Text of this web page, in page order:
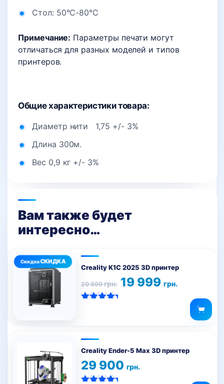
Стол: 50°С-80°С
Примечание: Параметры печати могут
отличаться для разных моделей и типов
принтеров.
Общие характеристики товара:
Диаметр нити 1,75 +/- 3%
Длина 300м.
Вес 0,9 кг +/- 3%
Вам также будет
интересно…
Creality K1C 2025 3D принтер
20 699грн.
Первоначальная
цена
составляла
19 999 грн.
Текущая
цена:
19
Creality Ender-5 Max 3D принтер
29 900 грн.